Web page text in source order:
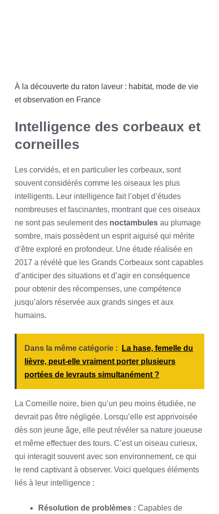
À la découverte du raton laveur : habitat, mode de vie
et observation en France
Intelligence des corbeaux et
corneilles
Les corvidés, et en particulier les corbeaux, sont
souvent considérés comme les oiseaux les plus
intelligents. Leur intelligence fait l’objet d’études
nombreuses et fascinantes, montrant que ces oiseaux
ne sont pas seulement des noctambules au plumage
sombre, mais possèdent un esprit aiguisé qui mérite
d’être exploré en profondeur. Une étude réalisée en
2017 a révélé que les Grands Corbeaux sont capables
d’anticiper des situations et d’agir en conséquence
pour obtenir des récompenses, une compétence
jusqu’alors réservée aux grands singes et aux
humains.
Dans la même catégorie :
La hase, femelle du
lièvre, peut-elle vraiment porter plusieurs
portées de levrauts simultanément ?
La Corneille noire, bien qu’un peu moins étudiée, ne
devrait pas être négligée. Lorsqu’elle est apprivoisée
dès son jeune âge, elle peut révéler sa nature joueuse
et même effectuer des tours. C’est un oiseau curieux,
qui interagit souvent avec son environnement, ce qui
le rend captivant à observer. Voici quelques éléments
liés à leur intelligence :
Résolution de problèmes : Capables de